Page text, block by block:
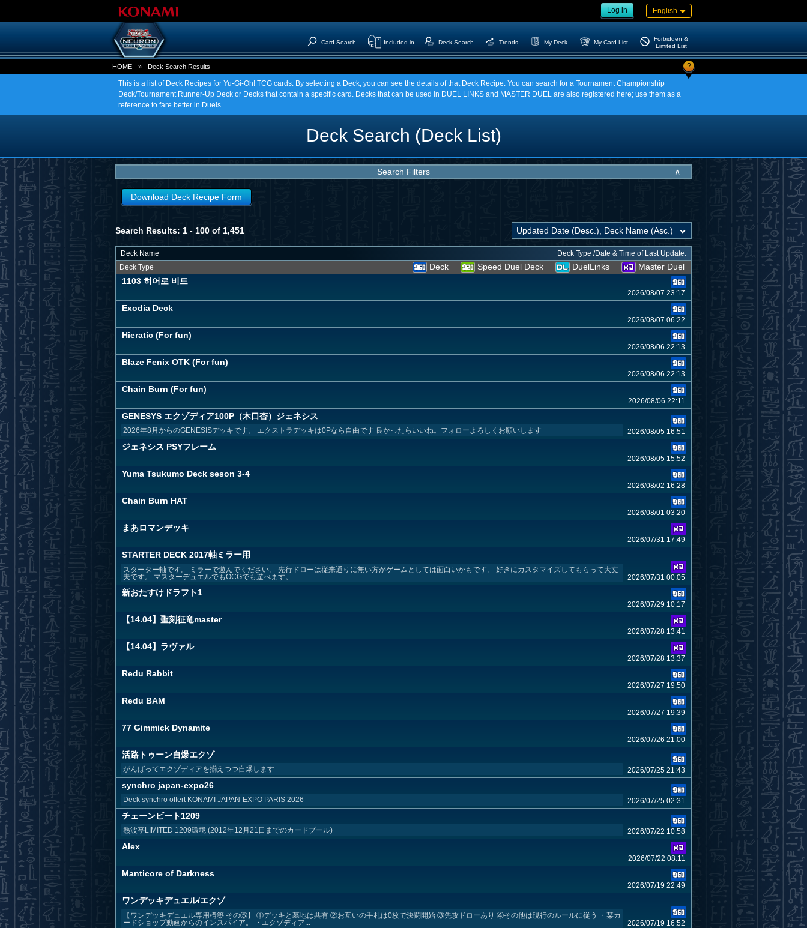
Log in English
Card Search Included in Deck Search Trends My Deck My Card List
Forbidden &
Limited List
HOME » Deck Search Results ?
This is a list of Deck Recipes for Yu-Gi-Oh! TCG cards. By selecting a Deck, you can see the details of that Deck Recipe. You can search for a Tournament Championship
Deck/Tournament Runner-Up Deck or Decks that contain a specific card. Decks that can be used in DUEL LINKS and MASTER DUEL are also registered here; use them as a
reference to fare better in Duels.
Deck Search (Deck List)
Search Filters ∧
Download Deck Recipe Form
Search Results: 1 - 100 of 1,451
Deck Name
Deck Type /Date & Time of Last Update:
Deck Type
Deck Speed Duel Deck DuelLinks
Master Duel
1103 히어로 비트
2026/08/07 23:17
Exodia Deck
2026/08/07 06:22
Hieratic (For fun)
2026/08/06 22:13
Blaze Fenix OTK (For fun)
2026/08/06 22:13
Chain Burn (For fun)
2026/08/06 22:11
GENESYS エクゾディア100P（木口杏）ジェネシス
2026年8月からのGENESISデッキです。 エクストラデッキは0Pなら自由です 良かったらいいね。フォローよろしくお願いします 2026/08/05 16:51
ジェネシス PSYフレーム
2026/08/05 15:52
Yuma Tsukumo Deck seson 3-4
2026/08/02 16:28
Chain Burn HAT
2026/08/01 03:20
まあロマンデッキ
2026/07/31 17:49
STARTER DECK 2017軸ミラー用
スターター軸です。 ミラーで遊んでください。 先行ドローは従来通りに無い方がゲームとしては面白いかもです。 好きにカスタマイズしてもらって大丈
夫です。 マスターデュエルでもOCGでも遊べます。
2026/07/31 00:05
新おたすけドラフト1
2026/07/29 10:17
【14.04】聖刻征竜master
2026/07/28 13:41
【14.04】ラヴァル
2026/07/28 13:37
Redu Rabbit
2026/07/27 19:50
Redu BAM
2026/07/27 19:39
77 Gimmick Dynamite
2026/07/26 21:00
活路トゥーン自爆エクゾ
がんばってエクゾディアを揃えつつ自爆します 2026/07/25 21:43
synchro japan-expo26
Deck synchro offert KONAMI JAPAN-EXPO PARIS 2026 2026/07/25 02:31
チェーンビート1209
熱波亭LIMITED 1209環境 (2012年12月21日までのカードプール) 2026/07/22 10:58
Alex
2026/07/22 08:11
Manticore of Darkness
2026/07/19 22:49
ワンデッキデュエル/エクゾ
【ワンデッキデュエル専用構築 その⑤】 ①デッキと墓地は共有 ②お互いの手札は0枚で決闘開始 ③先攻ドローあり ④その他は現行のルールに従う ・某カ
ードショップ動画からのインスパイア。 ・エクゾディア...
2026/07/19 16:52